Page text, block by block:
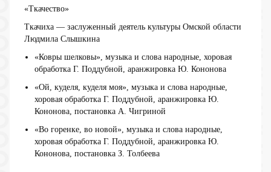
«Ткачество»
Ткачиха — заслуженный деятель культуры Омской области
Людмила Слышкина
«Ковры шелковы», музыка и слова народные, хоровая
обработка Г. Поддубной, аранжировка Ю. Кононова
«Ой, куделя, куделя моя», музыка и слова народные,
хоровая обработка Г. Поддубной, аранжировка Ю.
Кононова, постановка А. Чигриной
«Во горенке, во новой», музыка и слова народные,
хоровая обработка Г. Поддубной, аранжировка Ю.
Кононова, постановка З. Толбеева